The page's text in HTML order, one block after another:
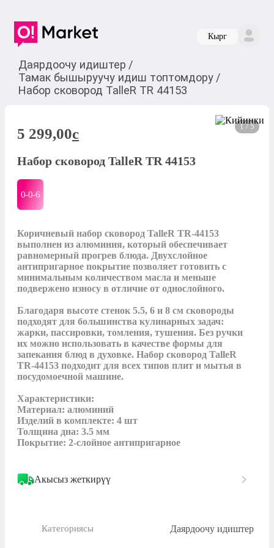
Кырг
Даярдоочу идиштер /
Тамак бышыруучу идиш топтомдору /
Набор сковород TalleR TR 44153
1 / 5
5 299,00c
Набор сковород TalleR TR 44153
0-0-6
Коричневый набор сковород TalleR TR-44153
выполнен из алюминия, который обеспечивает
равномерный прогрев блюда. Двухслойное
антипригарное покрытие позволяет готовить с
минимальным количеством масла и меньше
подвержено износу в отличие от однослойного.
Благодаря высоте стенок 5.5, 6 и 8 см сковороды
подходят для большинства кулинарных задач:
жарки, пассировки, томления, тушения. Без ручки
их можно использовать в качестве формы для
запекания блюд в духовке. Набор сковород TalleR
TR-44153 подходит для всех типов плит и мытья в
посудомоечной машине.
Характеристики:
Материал: алюминий
Изделий в комплекте: 4 шт
Толщина дна: 3.5 мм
Покрытие: 2-слойное антипригарное
Акысыз жеткирүү
Категориясы Даярдоочу идиштер